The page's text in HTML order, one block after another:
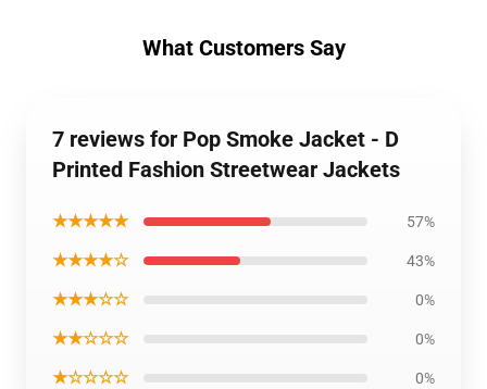
What Customers Say
7 reviews for Pop Smoke Jacket - D
Printed Fashion Streetwear Jackets
★★★★★ 57%
★★★★☆ 43%
★★★☆☆ 0%
★★☆☆☆ 0%
★☆☆☆☆ 0%